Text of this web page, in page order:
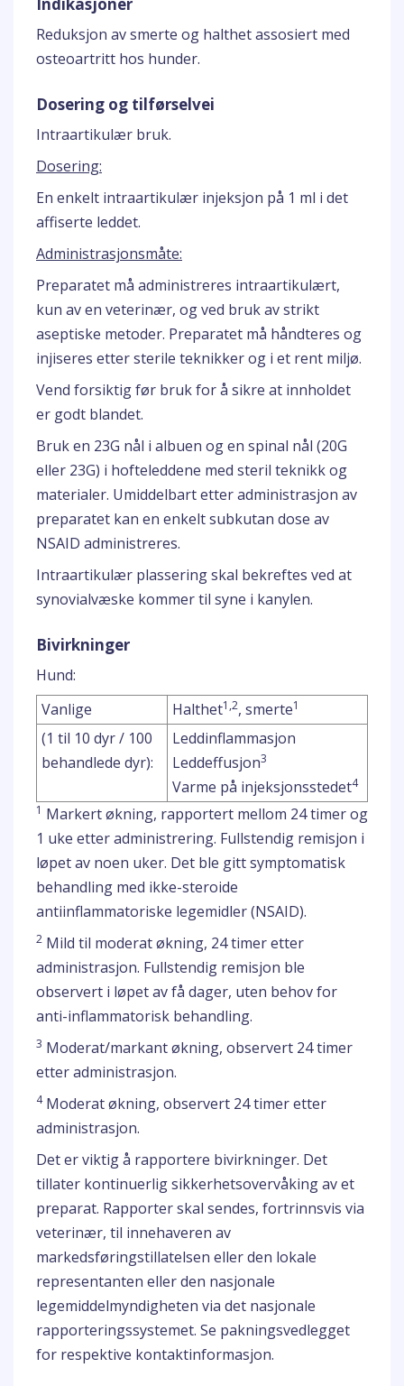
Reduksjon av smerte og halthet assosiert med
osteoartritt hos hunder.
Dosering og tilførselvei
Intraartikulær bruk.
Dosering:
En enkelt intraartikulær injeksjon på 1 ml i det
affiserte leddet.
Administrasjonsmåte:
Preparatet må administreres intraartikulært,
kun av en veterinær, og ved bruk av strikt
aseptiske metoder. Preparatet må håndteres og
injiseres etter sterile teknikker og i et rent miljø.
Vend forsiktig før bruk for å sikre at innholdet
er godt blandet.
Bruk en 23G nål i albuen og en spinal nål (20G
eller 23G) i hofteleddene med steril teknikk og
materialer. Umiddelbart etter administrasjon av
preparatet kan en enkelt subkutan dose av
NSAID administreres.
Intraartikulær plassering skal bekreftes ved at
synovialvæske kommer til syne i kanylen.
Bivirkninger
Hund:
Vanlige
Halthet1,2, smerte1
(1 til 10 dyr / 100
behandlede dyr):
Leddinflammasjon
Leddeffusjon3
Varme på injeksjonsstedet4
1 Markert økning, rapportert mellom 24 timer og
1 uke etter administrering. Fullstendig remisjon i
løpet av noen uker. Det ble gitt symptomatisk
behandling med ikke-steroide
antiinflammatoriske legemidler (NSAID).
2 Mild til moderat økning, 24 timer etter
administrasjon. Fullstendig remisjon ble
observert i løpet av få dager, uten behov for
anti-inflammatorisk behandling.
3 Moderat/markant økning, observert 24 timer
etter administrasjon.
4Moderat økning, observert 24 timer etter
administrasjon.
Det er viktig å rapportere bivirkninger. Det
tillater kontinuerlig sikkerhetsovervåking av et
preparat. Rapporter skal sendes, fortrinnsvis via
veterinær, til innehaveren av
markedsføringstillatelsen eller den lokale
representanten eller den nasjonale
legemiddelmyndigheten via det nasjonale
rapporteringssystemet. Se pakningsvedlegget
for respektive kontaktinformasjon.